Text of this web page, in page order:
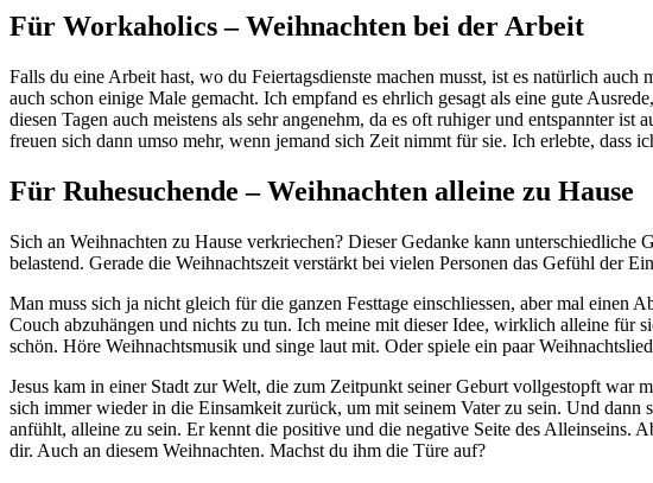
Für Workaholics – Weihnachten bei der Arbeit
Falls du eine Arbeit hast, wo du Feiertagsdienste machen musst, ist es natürlich
auch schon einige Male gemacht. Ich empfand es ehrlich gesagt als eine gute
diesen Tagen auch meistens als sehr angenehm, da es oft ruhiger und entspannter
freuen sich dann umso mehr, wenn jemand sich Zeit nimmt für sie. Ich erlebte, dass
Für Ruhesuchende – Weihnachten alleine zu Hause
Sich an Weihnachten zu Hause verkriechen? Dieser Gedanke kann
belastend. Gerade die Weihnachtszeit verstärkt bei vielen Personen das Gefühl der
Man muss sich ja nicht gleich für die ganzen Festtage einschliessen, aber mal
Couch abzuhängen und nichts zu tun. Ich meine mit dieser Idee, wirklich alleine für
schön. Höre Weihnachtsmusik und singe laut mit. Oder spiele ein paar
Jesus kam in einer Stadt zur Welt, die zum Zeitpunkt seiner Geburt vollgestopft war
sich immer wieder in die Einsamkeit zurück, um mit seinem Vater zu sein. Und dann
anfühlt, alleine zu sein. Er kennt die positive und die negative Seite des
dir. Auch an diesem Weihnachten. Machst du ihm die Türe auf?